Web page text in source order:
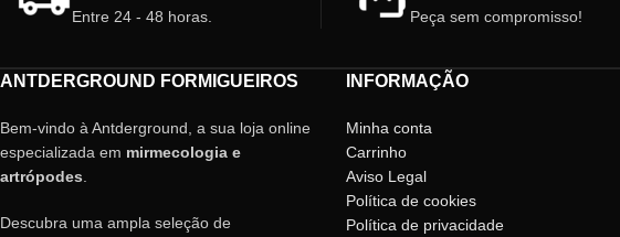
Entre 24 - 48 horas. Peça sem compromisso!
ANTDERGROUND FORMIGUEIROS
Bem-vindo à Antderground, a sua loja online
especializada em mirmecologia e
artrópodes
Descubra uma ampla seleção de
INFORMAÇÃO
Minha conta
Carrinho
Aviso Legal
Política de cookies
Política de privacidade